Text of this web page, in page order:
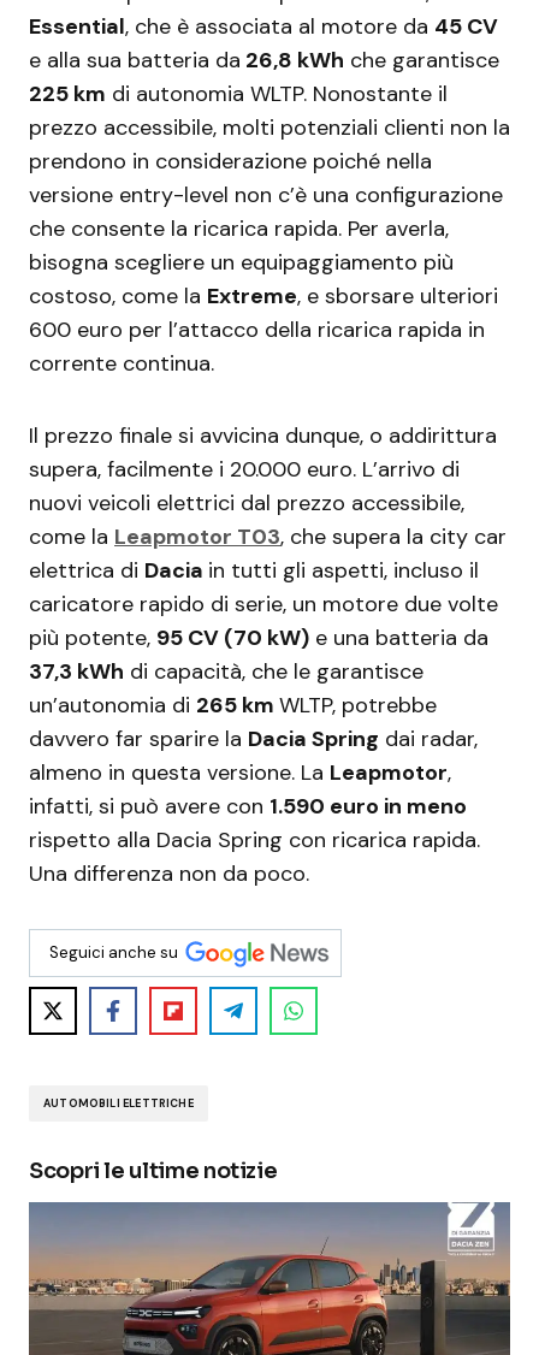
Essential, che è associata al motore da 45 CV
e alla sua batteria da 26,8 kWh che garantisce
225 km di autonomia WLTP. Nonostante il
prezzo accessibile, molti potenziali clienti non la
prendono in considerazione poiché nella
versione entry-level non c’è una configurazione
che consente la ricarica rapida. Per averla,
bisogna scegliere un equipaggiamento più
costoso, come la Extreme, e sborsare ulteriori
600 euro per l’attacco della ricarica rapida in
corrente continua.
Il prezzo finale si avvicina dunque, o addirittura
supera, facilmente i 20.000 euro. L’arrivo di
nuovi veicoli elettrici dal prezzo accessibile,
come la Leapmotor T03, che supera la city car
elettrica di Dacia in tutti gli aspetti, incluso il
caricatore rapido di serie, un motore due volte
più potente, 95 CV (70 kW) e una batteria da
37,3 kWh di capacità, che le garantisce
un’autonomia di 265 km WLTP, potrebbe
davvero far sparire la Dacia Spring dai radar,
almeno in questa versione. La Leapmotor,
infatti, si può avere con 1.590 euro in meno
rispetto alla Dacia Spring con ricarica rapida.
Una differenza non da poco.
Seguici anche su
AUTOMOBILI ELETTRICHE
Scopri le ultime notizie